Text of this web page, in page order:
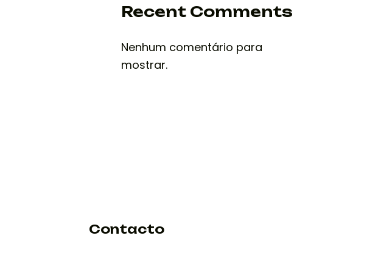
Recent Comments
Nenhum comentário para
mostrar.
Contacto